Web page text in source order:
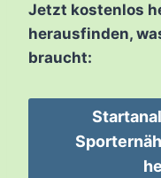
Jetzt kostenlos
herausfinden,
braucht: